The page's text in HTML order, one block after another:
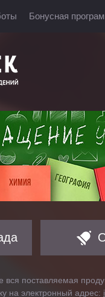
Бонусная
вся поставляемая
на электронный адрес: